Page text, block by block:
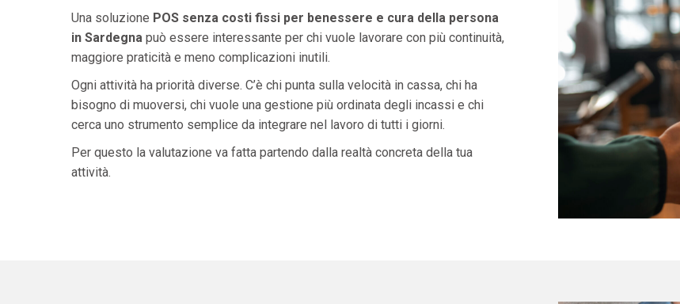
Una soluzione POS senza costi fissi per benessere e cura della persona
in Sardegnapuò essere interessante per chi vuole lavorare con più continuità,
maggiore praticità e meno complicazioni inutili.
Ogni attività ha priorità diverse. C’è chi punta sulla velocità in cassa, chi ha
bisogno di muoversi, chi vuole una gestione più ordinata degli incassi e chi
cerca uno strumento semplice da integrare nel lavoro di tutti i giorni.
Per questo la valutazione va fatta partendo dalla realtà concreta della tua
attività.